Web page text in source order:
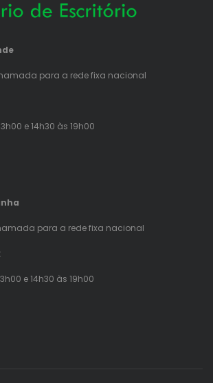
para a rede fixa nacional
e 14h30 às 19h00
para a rede fixa nacional
e 14h30 às 19h00